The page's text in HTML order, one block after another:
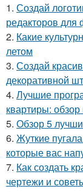
1. Создай
редакторов для
2. Какие
летом
3. Создай
декоративной
4. Лучшие
квартиры: обзор
5. Обзор 5
6. Жуткие
которые вас
7. Как создать
чертежи и